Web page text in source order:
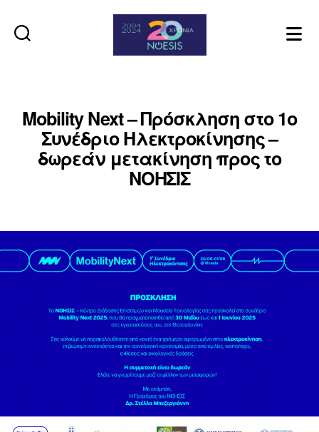
Mobility Next – Πρόσκληση στο 1ο
Συνέδριο Ηλεκτροκίνησης –
δωρεάν μετακίνηση προς το
ΝΟΗΣΙΣ